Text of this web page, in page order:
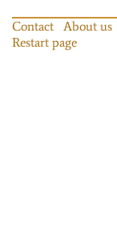
Contact About us
Restart page